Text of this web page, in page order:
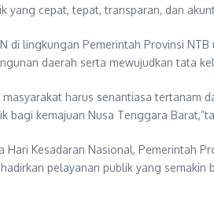
yang cepat, tepat, transparan, dan
di lingkungan Pemerintah Provinsi
daerah serta mewujudkan tata
masyarakat harus senantiasa
bagi kemajuan Nusa Tenggara
Hari Kesadaran Nasional, Pemerintah
pelayanan publik yang semakin